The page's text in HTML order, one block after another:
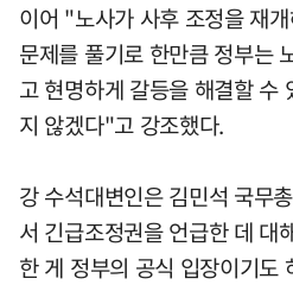
이어 "노사가 사후 조정을 재
문제를 풀기로 한만큼 정부는
고 현명하게 갈등을 해결할 수
지 않겠다"고 강조했다.
강 수석대변인은 김민석 국무
서 긴급조정권을 언급한 데 대
한 게 정부의 공식 입장이기도